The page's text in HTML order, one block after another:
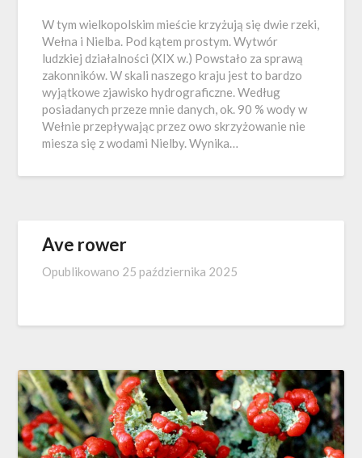
W tym wielkopolskim mieście krzyżują się dwie rzeki,
Wełna i Nielba. Pod kątem prostym. Wytwór
ludzkiej działalności (XIX w.) Powstało za sprawą
zakonników. W skali naszego kraju jest to bardzo
wyjątkowe zjawisko hydrograficzne. Według
posiadanych przeze mnie danych, ok. 90 % wody w
Wełnie przepływając przez owo skrzyżowanie nie
miesza się z wodami Nielby. Wynika…
Ave rower
Opublikowano 25 października 2025